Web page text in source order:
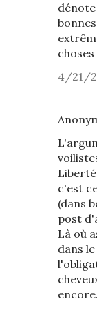
4/21/
c'est
(dans
post
Là où
dans